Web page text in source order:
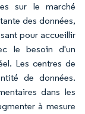
sur le marché
des données,
pour accueillir
le besoin d'un
Les centres de
de données.
dans les
à mesure